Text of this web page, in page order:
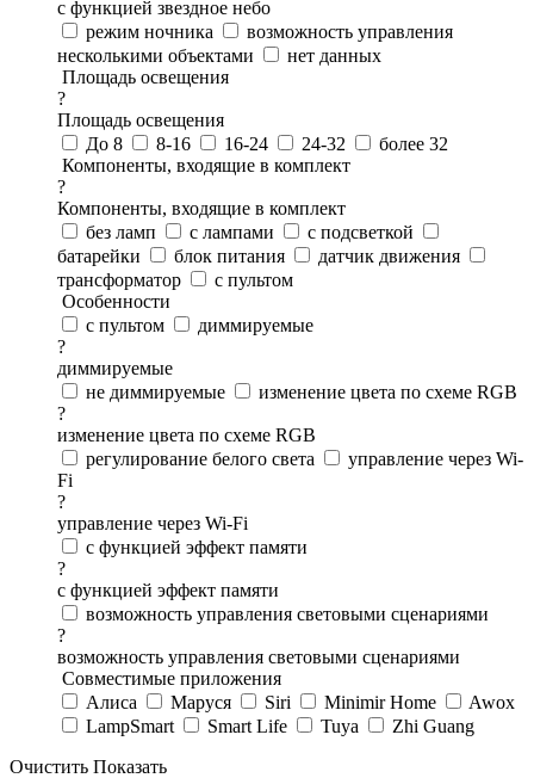
с функцией звездное небо
режим ночника
возможность управления
несколькими объектами
нет данных
Площадь освещения
?
Площадь освещения
До 8
8-16 16-24 24-32
более 32
Компоненты, входящие в комплект
?
Компоненты, входящие в комплект
без ламп
с лампами
с подсветкой
батарейки
блок питания
датчик движения
трансформатор
с пультом
Особенности
с пультом
диммируемые
?
диммируемые
не диммируемые
изменение цвета по схеме RGB
?
изменение цвета по схеме RGB
регулирование белого света
управление через Wi-
Fi
?
управление через Wi-Fi
с функцией эффект памяти
?
с функцией эффект памяти
возможность управления световыми сценариями
?
возможность управления световыми сценариями
Совместимые приложения
Алиса
Маруся Siri Minimir Home
Awox
LampSmart
Smart Life Tuya
Zhi Guang
Очистить Показать